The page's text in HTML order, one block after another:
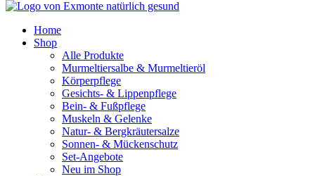
Home
Shop
Alle Produkte
Murmeltiersalbe & Murmeltieröl
Körperpflege
Gesichts- & Lippenpflege
Bein- & Fußpflege
Muskeln & Gelenke
Natur- & Bergkräutersalze
Sonnen- & Mückenschutz
Set-Angebote
Neu im Shop